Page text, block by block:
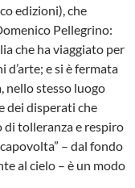
edizioni), che
Pellegrino:
che ha viaggiato per
e si è fermata
nello stesso luogo
dei disperati che
di tolleranza e respiro
– dal fondo
al cielo – è un modo